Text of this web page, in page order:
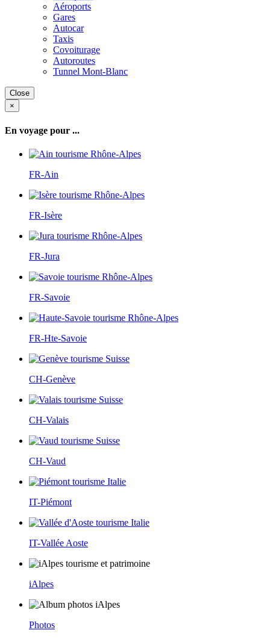
Aéroports
Gares
Autocar
Taxis
Covoiturage
Autoroutes
Tunnel Mont-Blanc
Close
×
En voyage pour ...
FR-Ain
FR-Isère
FR-Jura
FR-Savoie
FR-Hte-Savoie
CH-Genève
CH-Valais
CH-Vaud
IT-Piémont
IT-Vallée Aoste
iAlpes
Photos